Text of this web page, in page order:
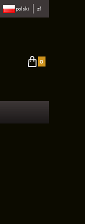
polski zł
Produkty w